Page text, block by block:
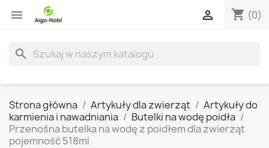
 shopping_cart (0)

search
Strona główna Artykuły dla zwierząt
Artykuły do
karmienia i nawadniania
Butelki na wodę poidła
Przenośna butelka na wodę z poidłem dla zwierząt
pojemność 518ml